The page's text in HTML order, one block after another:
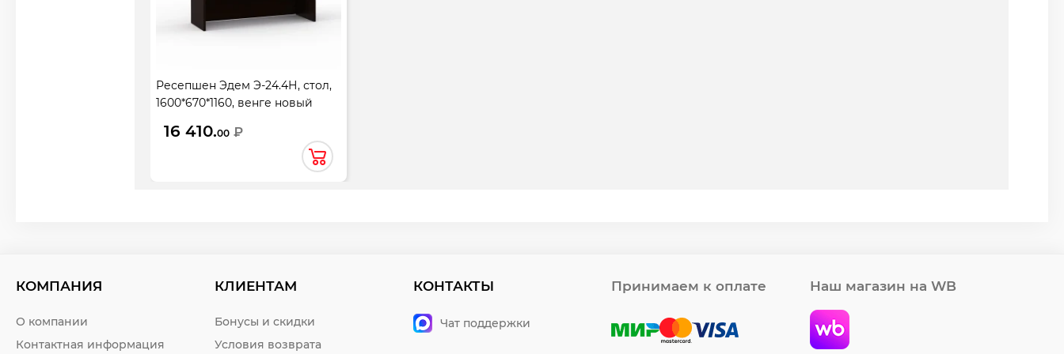
Ресепшен Эдем Э-24.4Н, стол,
1600*670*1160, венге новый
16 410.00 ₽
КОМПАНИЯ
О компании
Контактная информация
КЛИЕНТАМ
Бонусы и скидки
Условия возврата
КОНТАКТЫ
Чат поддержки
Принимаем к оплате Наш магазин на WB